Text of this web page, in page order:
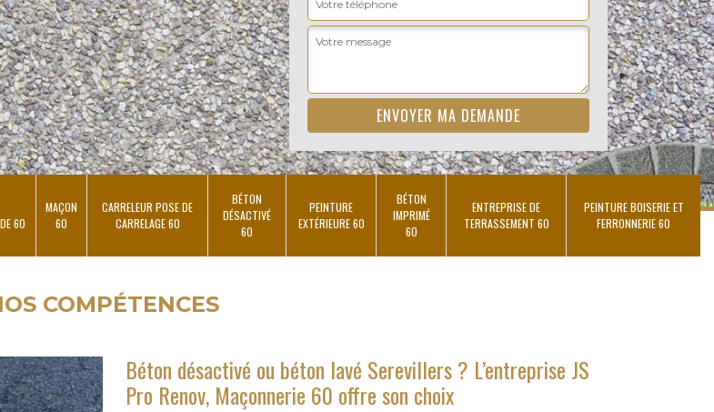
60
MAÇON
60
CARRELEUR POSE DE
CARRELAGE 60
BÉTON
DÉSACTIVÉ
60
PEINTURE
EXTÉRIEURE 60
BÉTON
IMPRIMÉ
60
ENTREPRISE DE
TERRASSEMENT 60
PEINTURE BOISERIE ET
FERRONNERIE 60
COMPÉTENCES
Béton désactivé ou béton lavé Serevillers ? L’entreprise JS
Pro Renov, Maçonnerie 60 offre son choix